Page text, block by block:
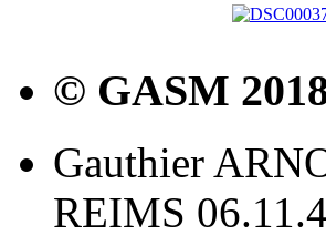
© GASM
Gauthier
REIMS